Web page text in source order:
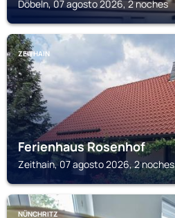
Döbeln, 07 agosto 2026, 2 noches
ZEITHAIN
Ferienhaus Rosenhof
Zeithain, 07 agosto 2026, 2 noches
NÜNCHRITZ